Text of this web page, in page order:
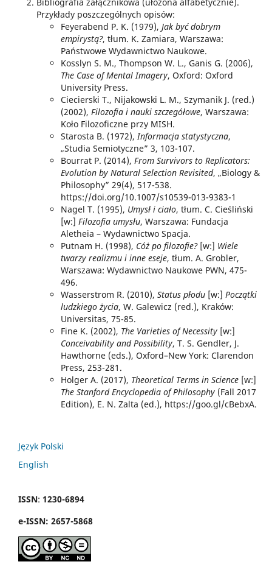
Bibliografia załącznikowa (ułożona alfabetycznie).
Przykłady poszczególnych opisów:
Feyerabend P. K. (1979), Jak być dobrym
empirystą?, tłum. K. Zamiara, Warszawa:
Państwowe Wydawnictwo Naukowe.
Kosslyn S. M., Thompson W. L., Ganis G. (2006),
The Case of Mental Imagery, Oxford: Oxford
University Press.
Ciecierski T., Nijakowski L. M., Szymanik J. (red.)
(2002), Filozofia i nauki szczegółowe, Warszawa:
Koło Filozoficzne przy MISH.
Starosta B. (1972),Informacja statystyczna,
„Studia Semiotyczne” 3, 103-107.
Bourrat P. (2014), From Survivors to Replicators:
Evolution by Natural Selection Revisited, „Biology &
Philosophy” 29(4), 517-538.
https://doi.org/10.1007/s10539-013-9383-1
Nagel T. (1995), Umysł i ciało, tłum. C. Cieśliński
[w:] Filozofia umysłu, Warszawa: Fundacja
Aletheia – Wydawnictwo Spacja.
Putnam H. (1998), Cóż po filozofie?[w:] Wiele
twarzy realizmu i inne eseje, tłum. A. Grobler,
Warszawa: Wydawnictwo Naukowe PWN, 475-
496.
Wasserstrom R. (2010), Status płodu[w:] Początki
ludzkiego życia, W. Galewicz (red.), Kraków:
Universitas, 75-85.
Fine K. (2002), The Varieties of Necessity[w:]
Conceivability and Possibility, T. S. Gendler, J.
Hawthorne (eds.), Oxford–New York: Clarendon
Press, 253-281.
Holger A. (2017), Theoretical Terms in Science[w:]
The Stanford Encyclopedia of Philosophy(Fall 2017
Edition), E. N. Zalta (ed.), https://goo.gl/cBebxA.
Język Polski
English
ISSN: 1230-6894
e-ISSN: 2657-5868